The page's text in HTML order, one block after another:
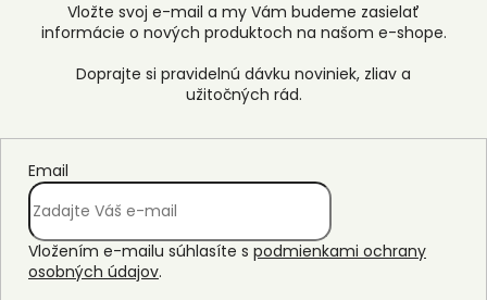
Vložte svoj e-mail a my Vám budeme zasielať
informácie o nových produktoch na našom e-shope.
Email
Vložením e-mailu súhlasíte s podmienkami ochrany
osobných údajov.